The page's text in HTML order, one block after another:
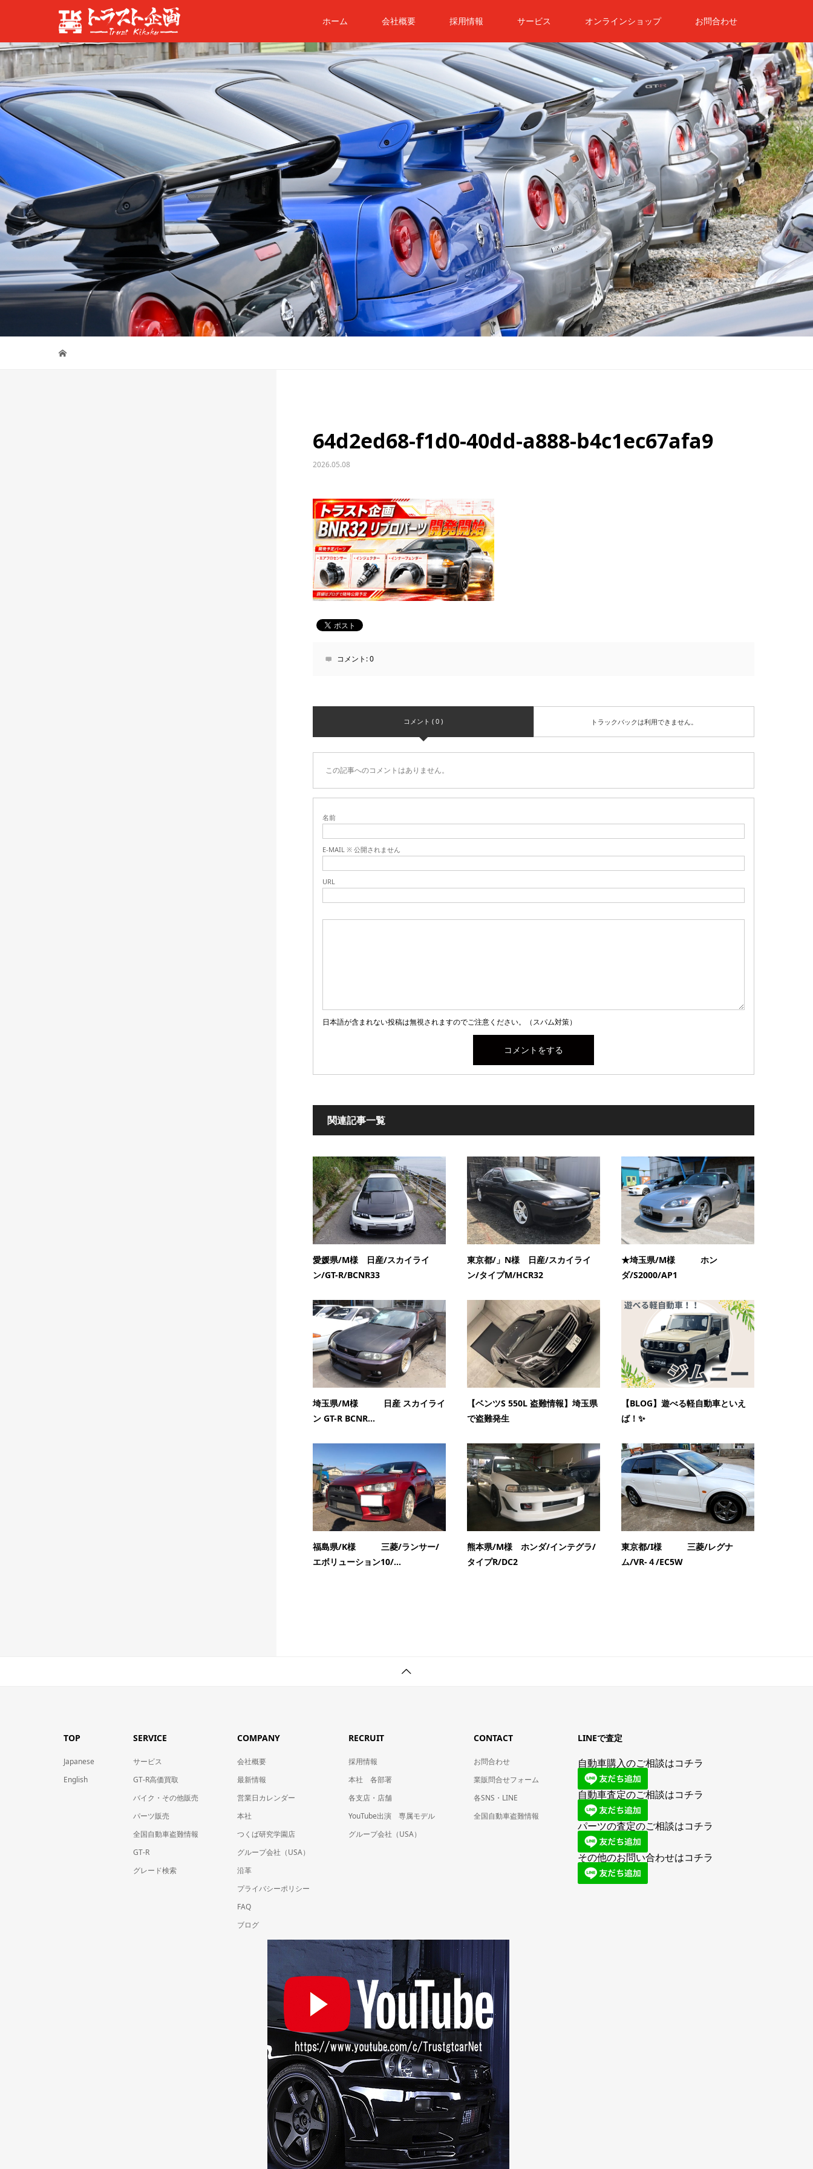
ホーム 会社概要 採用情報 サービス オンラインショップ お問合わせ
64d2ed68-f1d0-40dd-a888-b4c1ec67afa9
2026.05.08
コメント:0
コメント ( 0 ) トラックバックは利用できません。
この記事へのコメントはありません。
名前
E-MAIL ※ 公開されません
URL
日本語が含まれない投稿は無視されますのでご注意ください。（スパム対策）
関連記事一覧
愛媛県/M様 日産/スカイライ
ン/GT-R/BCNR33
東京都/」N様 日産/スカイライ
ン/タイプM/HCR32
★埼玉県/M様 ホン
ダ/S2000/AP1
埼玉県/M様 日産 スカイライ
ン GT-R BCNR...
【ベンツS 550L 盗難情報】埼玉県
で盗難発生
【BLOG】遊べる軽自動車といえ
ば！✨
福島県/K様 三菱/ランサー/
エボリューション10/...
熊本県/M様 ホンダ/インテグラ/
タイプR/DC2
東京都/I様 三菱/レグナ
ム/VR-４/EC5W
TOP
Japanese
English
SERVICE
サービス
GT-R高価買取
バイク・その他販売
パーツ販売
全国自動車盗難情報
GT-R
グレード検索
COMPANY
会社概要
最新情報
営業日カレンダー
本社
つくば研究学園店
グループ会社（USA）
沿革
プライバシーポリシー
FAQ
ブログ
RECRUIT
採用情報
本社 各部署
各支店・店舗
YouTube出演 専属モデル
グループ会社（USA）
CONTACT
お問合わせ
業販問合せフォーム
各SNS・LINE
全国自動車盗難情報
LINEで査定
自動車購入のご相談はコチラ
自動車査定のご相談はコチラ
パーツの査定のご相談はコチラ
その他のお問い合わせはコチラ